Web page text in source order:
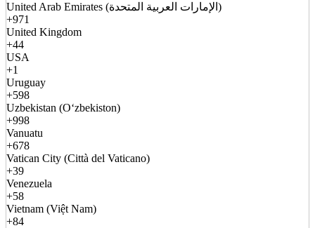
United Arab Emirates (الإمارات العربية المتحدة)
+971
United Kingdom
+44
USA
+1
Uruguay
+598
Uzbekistan (Oʻzbekiston)
+998
Vanuatu
+678
Vatican City (Città del Vaticano)
+39
Venezuela
+58
Vietnam (Việt Nam)
+84